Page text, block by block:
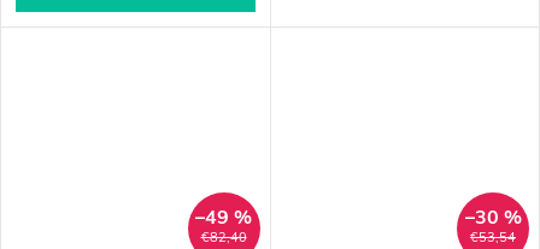
€82,40
–49 %
€53,54
–30 %